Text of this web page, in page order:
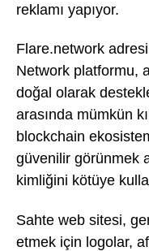
reklamı yapıyor.
Flare.network
Network platformu,
doğal olarak
arasında mümkün
blockchain
güvenilir görünmek
kimliğini kötüye
Sahte web sitesi,
etmek için logolar,